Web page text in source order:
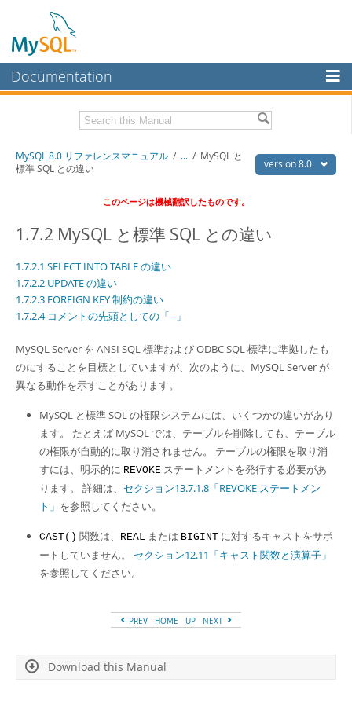
Documentation
MySQL Enterprise
Workbench
Connectors
More
MySQL.com
Developer Zone
Download this Manual version 8.0
MySQL 8.0 リファレンスマニュアル / ... / MySQL と
標準 SQL との違い
このページは機械翻訳したものです。
1.7.2 MySQL と標準 SQL との違い
1.7.2.1 SELECT INTO TABLE の違い
1.7.2.2 UPDATE の違い
1.7.2.3 FOREIGN KEY 制約の違い
1.7.2.4 コメントの先頭としての「--」
MySQL Server を ANSI SQL 標準および ODBC SQL 標準に準拠したも
のにすることを目標としていますが、次のように、MySQL Server が
異なる動作を示すことがあります。
MySQL と標準 SQL の権限システムには、いくつかの違いがあり
ます。 たとえば MySQL では、テーブルを削除しても、テーブル
の権限が自動的に取り消されません。 テーブルの権限を取り消
すには、明示的に REVOKE ステートメントを発行する必要があ
ります。 詳細は、 セクション13.7.1.8「REVOKE ステートメン
ト」 を参照してください。
CAST() 関数は、 REAL または BIGINT に対するキャストをサポ
ートしていません。 セクション12.11「キャスト関数と演算子」
を参照してください。
PREV HOME UP NEXT
Download this Manual